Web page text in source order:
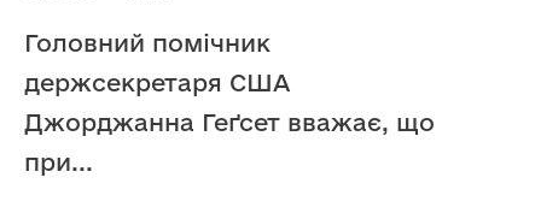
Головний помічник
держсекретаря США
Джорджанна Геґсет вважає, що
при...